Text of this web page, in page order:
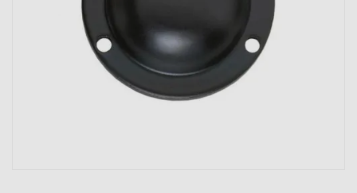
ons voorop, want we geloven dat een
goede relatie met onze klanten het
verschil maakt.